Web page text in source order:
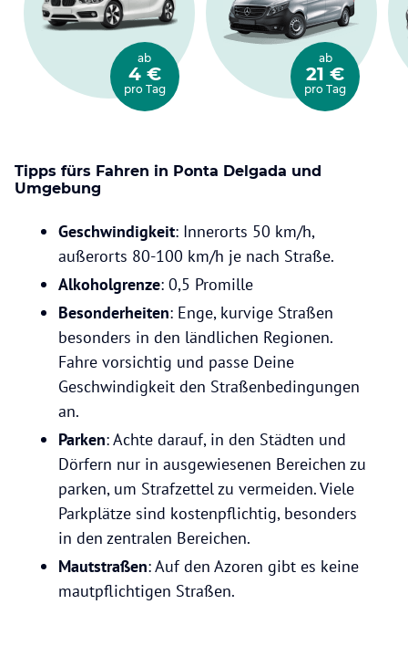
ab
4 €
pro Tag
ab
21 €
pro Tag
Tipps fürs Fahren in Ponta Delgada und
Umgebung
Geschwindigkeit: Innerorts 50 km/h,
außerorts 80-100 km/h je nach Straße.
Alkoholgrenze: 0,5 Promille
Besonderheiten: Enge, kurvige Straßen
besonders in den ländlichen Regionen.
Fahre vorsichtig und passe Deine
Geschwindigkeit den Straßenbedingungen
an.
Parken: Achte darauf, in den Städten und
Dörfern nur in ausgewiesenen Bereichen zu
parken, um Strafzettel zu vermeiden. Viele
Parkplätze sind kostenpflichtig, besonders
in den zentralen Bereichen.
Mautstraßen: Auf den Azoren gibt es keine
mautpflichtigen Straßen.